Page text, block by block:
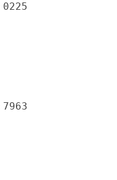
0225
7963